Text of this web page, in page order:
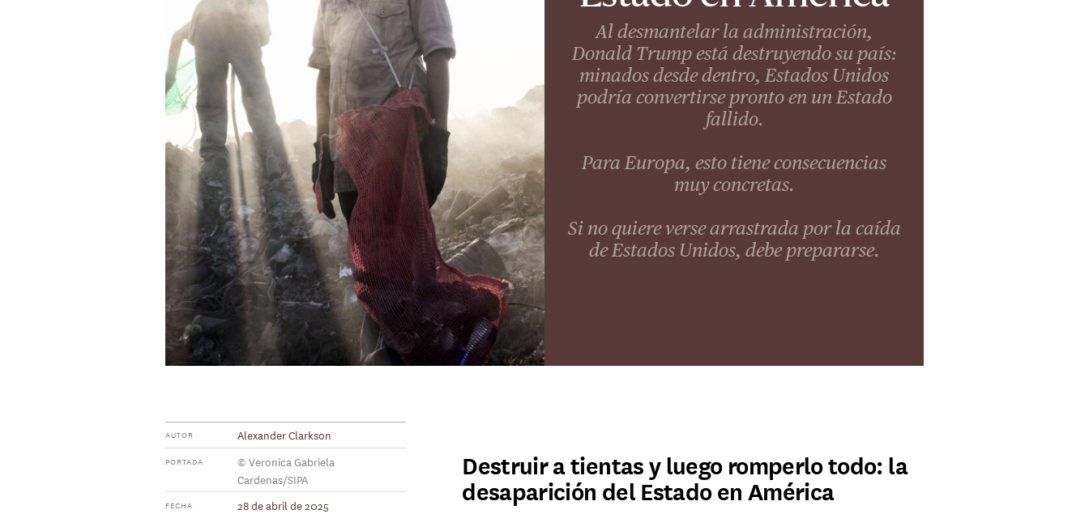
Al desmantelar la administración,
Donald Trump está destruyendo su país:
minados desde dentro, Estados Unidos
podría convertirse pronto en un Estado
fallido.
Para Europa, esto tiene consecuencias
muy concretas.
Si no quiere verse arrastrada por la caída
de Estados Unidos, debe prepararse.
AUTOR Alexander Clarkson
PORTADA
© Veronica Gabriela
Cardenas/SIPA
FECHA 28 de abril de 2025
Destruir a tientas y luego romperlo todo: la
desaparición del Estado en América